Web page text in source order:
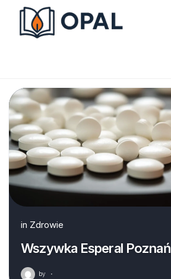
content
in Zdrowie
Wszywka Esperal Poznań
by ·